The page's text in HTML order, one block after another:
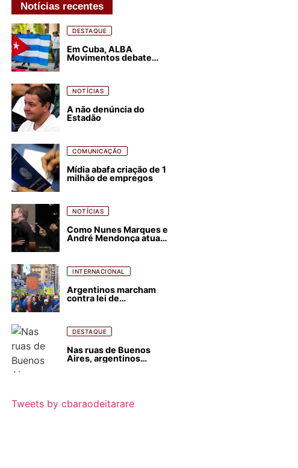
Notícias recentes
DESTAQUE
Em Cuba, ALBA
Movimentos debate
NOTÍCIAS
A não denúncia do
Estadão
COMUNICAÇÃO
Mídia abafa criação de 1
milhão de empregos
NOTÍCIAS
Como Nunes Marques e
André Mendonça atuam
INTERNACIONAL
Argentinos marcham
contra lei de
florestais
DESTAQUE
Nas ruas de Buenos
Aires, argentinos
Tweets by cbaraodeitarare